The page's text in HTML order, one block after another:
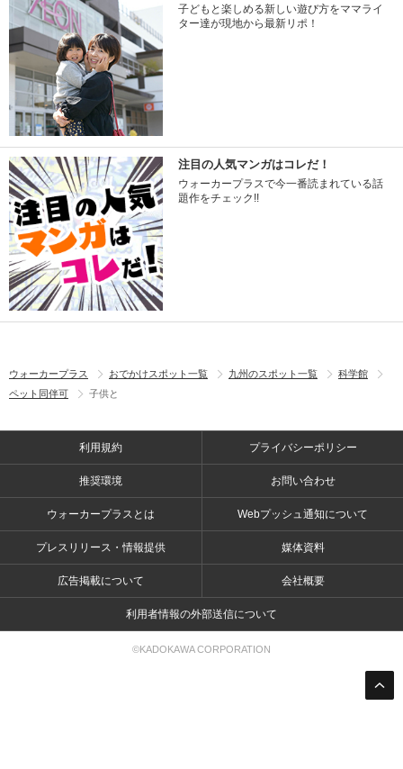
子どもと楽しめる新しい遊び方をママライ
ター達が現地から最新リポ！
注目の人気マンガはコレだ！
ウォーカープラスで今一番読まれている話
題作をチェック!!
ウォーカープラス おでかけスポット一覧 九州のスポット一覧
科学館
ペット同伴可
子供と
利用規約 プライバシーポリシー
推奨環境 お問い合わせ
ウォーカープラスとは Webプッシュ通知について
プレスリリース・情報提供 媒体資料
広告掲載について 会社概要
利用者情報の外部送信について
©KADOKAWA CORPORATION